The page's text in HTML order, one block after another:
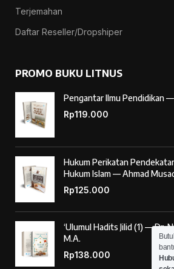
Terjemahan
Daftar Reseller/Dropshiper
PROMO BUKU LITNUS
Pengantar Ilmu Pendidikan
Rp119.000
Hukum Perikatan
Hukum Islam — Ahmad
Rp125.000
‘Ulumul Hadits Jilid (1) — Dr.
M.A.
Rp138.000